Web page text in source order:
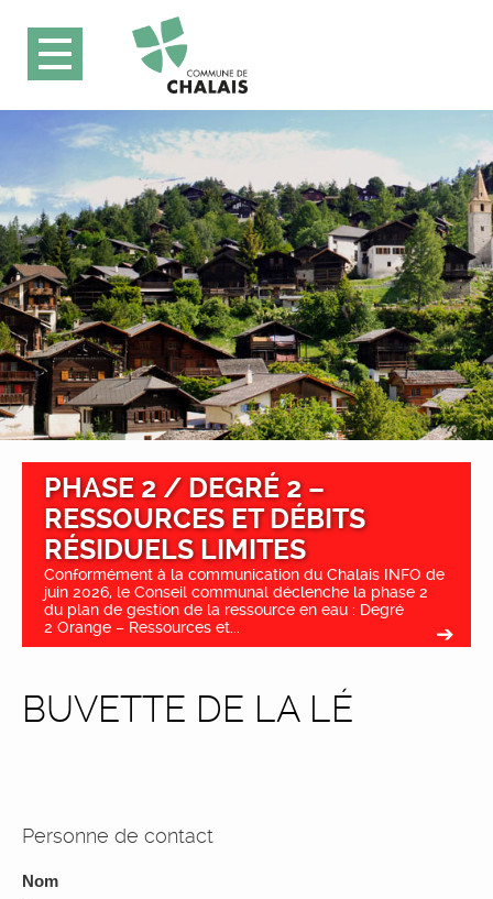
PHASE 2 / DEGRÉ 2 –
RESSOURCES ET DÉBITS
RÉSIDUELS LIMITES
Conformément à la communication du Chalais INFO de
juin 2026, le Conseil communal déclenche la phase 2
du plan de gestion de la ressource en eau : Degré
2 Orange – Ressources et...
BUVETTE DE LA LÉ
Personne de contact
Nom